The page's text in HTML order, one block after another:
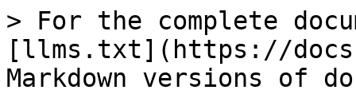
> For the complete
[llms.txt](https://
Markdown versions of